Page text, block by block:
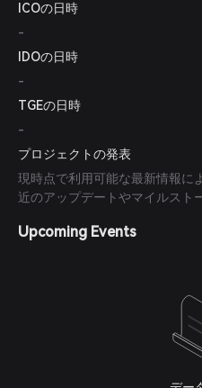
ICOの日時
-
IDOの日時
-
TGEの日時
-
プロジェクトの発表
現時点で利用可能な最新情報
近のアップデートやマイルスト
Upcoming Events